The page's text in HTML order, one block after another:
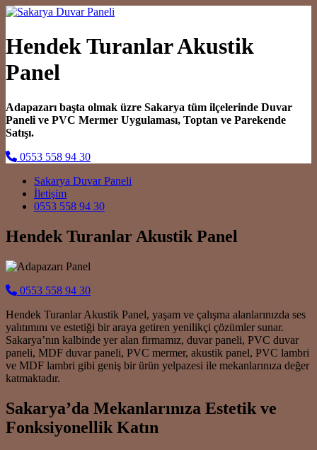
Hendek Turanlar Akustik
Panel
Adapazarı başta olmak üzre Sakarya tüm ilçelerinde Duvar
Paneli ve PVC Mermer Uygulaması, Toptan ve Parekende
Satışı.
0553 558 94 30
Main Navigation
Sakarya Duvar Paneli
İletişim
0553 558 94 30
Hendek Turanlar Akustik Panel
0553 558 94 30
Hendek Turanlar Akustik Panel, yaşam ve çalışma alanlarınızda ses
yalıtımını ve estetiği bir araya getiren yenilikçi çözümler sunar.
Sakarya’nın kalbinde yer alan firmamız, duvar paneli, PVC duvar
paneli, MDF duvar paneli, PVC mermer, akustik panel, PVC lambri
ve MDF lambri gibi geniş bir ürün yelpazesi ile mekanlarınıza değer
katmaktadır.
Sakarya’da Mekanlarınıza Estetik ve
Fonksiyonellik Katın